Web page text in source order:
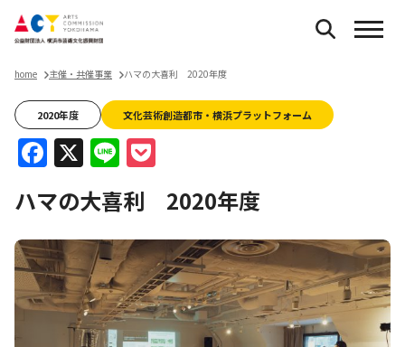
home 主催・共催事業 ハマの大喜利 2020年度
2020年度 文化芸術創造都市・横浜プラットフォーム
Facebook
X Line
ハマの大喜利 2020年度